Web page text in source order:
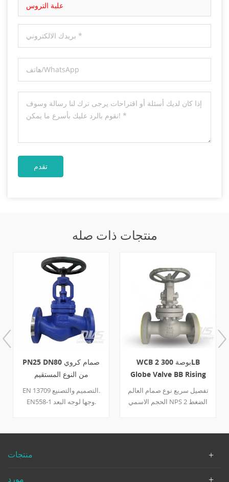
علبة التروس
منتجات ذات صله
PN25 DN80 صمام كروي
من النوع المستقيم
EN10213EN 13709 التصميم والتصنيع.
EN558-1 وجها لوجه البعد.
WCB 2 بوصة 300LB
Globe Valve BB Rising
Stem Hand Wheel
تفصيل سريع نوع صمام العالم
الحجم الاسمي NPS 2 الضغط
الاتصال شفة نوع العملية
منتجات
مورد